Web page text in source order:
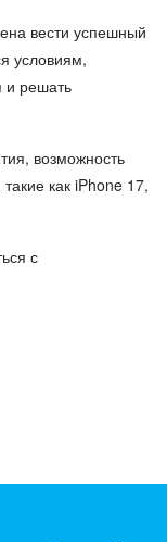
вести успешный
условиям,
и решать
возможность
как iPhone 17,
с